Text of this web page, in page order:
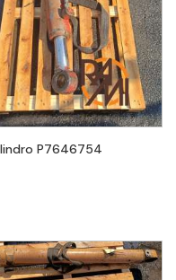
P7646754